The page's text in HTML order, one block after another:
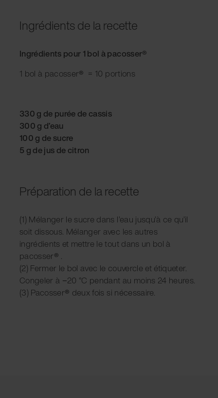
Ingrédients de la recette
Ingrédients pour 1 bol à pacosser®
1 bol à pacosser® = 10 portions
330 g de purée de cassis
300 g d’eau
100 g de sucre
5 g de jus de citron
Préparation de la recette
(1) Mélanger le sucre dans l’eau jusqu’à ce qu’il
soit dissous. Mélanger avec les autres
ingrédients et mettre le tout dans un bol à
pacosser® .
(2) Fermer le bol avec le couvercle et étiqueter.
Congeler à −20 °C pendant au moins 24 heures.
(3) Pacosser® deux fois si nécessaire.